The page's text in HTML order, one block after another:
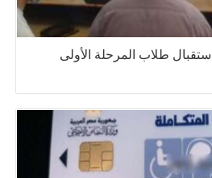
طلاب المرحلة الأولى